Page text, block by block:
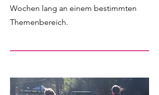
Wochen lang an einem bestimmten
Themenbereich.